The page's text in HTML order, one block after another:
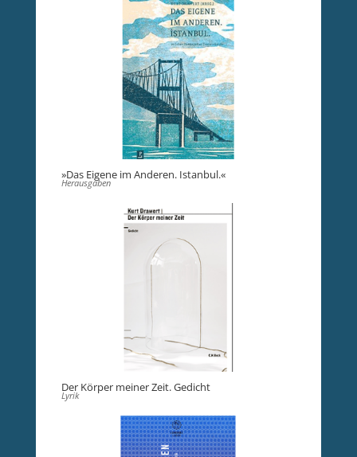
»Das Eigene im Anderen. Istanbul.«
Herausgaben
Der Körper meiner Zeit. Gedicht
Lyrik